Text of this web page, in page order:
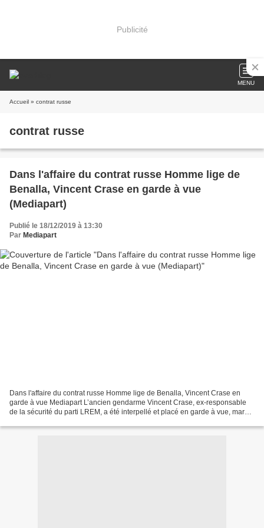
Publicité
MENU
Accueil » contrat russe
contrat russe
Dans l'affaire du contrat russe Homme lige de
Benalla, Vincent Crase en garde à vue
(Mediapart)
Publié le 18/12/2019 à 13:30
Par Mediapart
Dans l'affaire du contrat russe Homme lige de Benalla, Vincent Crase en
garde à vue Mediapart L’ancien gendarme Vincent Crase, ex-responsable
de la sécurité du parti LREM, a été interpellé et placé en garde à vue, mardi